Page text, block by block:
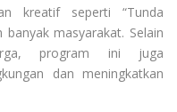
kreatif seperti “Tunda
masyarakat. Selain
program ini juga
dan meningkatkan